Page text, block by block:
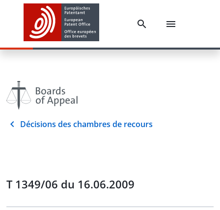
Décisions des chambres de recours
T 1349/06 du 16.06.2009